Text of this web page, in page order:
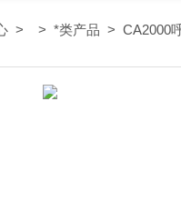
> > *类产品 > CA2000